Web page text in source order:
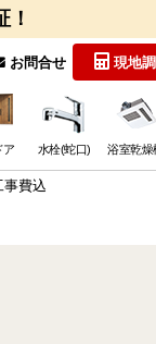
！
お問合せ 現地
ア 水栓(蛇口) 浴室乾燥
費込